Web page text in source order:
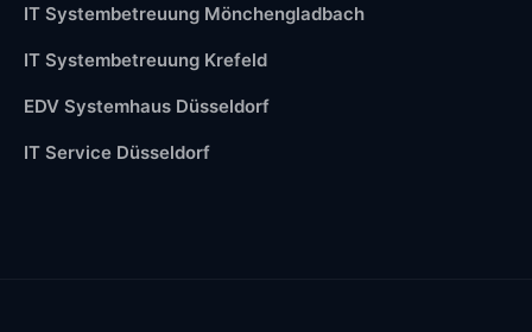
IT Systembetreuung Mönchengladbach
IT Systembetreuung Krefeld
EDV Systemhaus Düsseldorf
IT Service Düsseldorf